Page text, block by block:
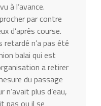
à l’avance.
par contre
d’après course.
retardé n’a pas été
balai qui est
a retirer
du passage
plus d’eau,
pas ou il se